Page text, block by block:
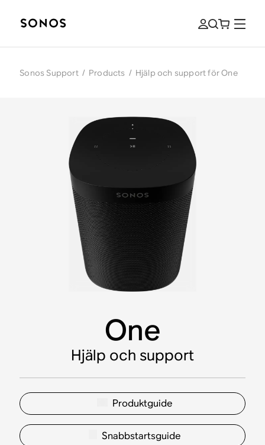
Sonos Support / Products / Hjälp och support för One
One
Hjälp och support
Produktguide
Snabbstartsguide